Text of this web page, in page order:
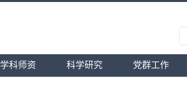
学科师资 科学研究 党群工作